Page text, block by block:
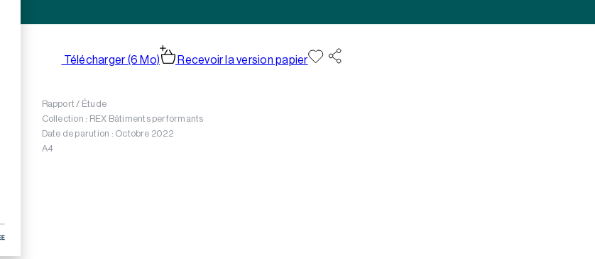
Télécharger (6 Mo) Recevoir la version papier
Rapport / Étude
Collection : REX Bâtiments performants
Date de parution : Octobre 2022
A4